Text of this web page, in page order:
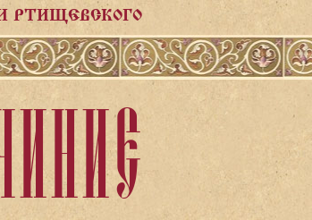
РТИЩЕВСКОГО